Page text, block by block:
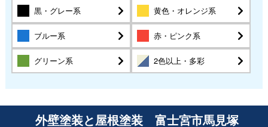
黒・グレー系 黄色・オレンジ系
ブルー系 赤・ピンク系
グリーン系 2色以上・多彩
外壁塗装と屋根塗装 富士宮市馬見塚